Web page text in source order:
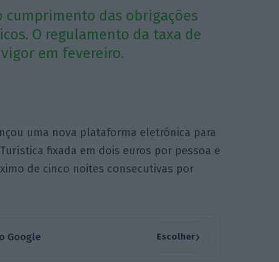
das obrigações
O regulamento da taxa de
em fevereiro.
uma nova plataforma eletrónica para
fixada em dois euros por pessoa e
de cinco noites consecutivas por
Google Escolher›